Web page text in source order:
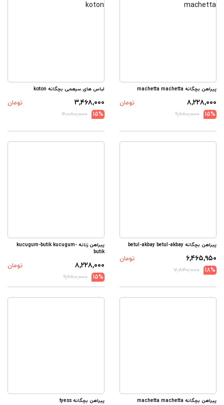
پیراهن بچگانه machetta machetta
۸,۲۲۸,۰۰۰
تومان
15%
۹,۶۸۰,۰۰۰
لباس های سرهمی بچگانه koton
۳,۴۶۸,۰۰۰
تومان
15%
۴,۰۸۰,۰۰۰
پیراهن بچگانه betul-akbay betul-akbay
۶,۴۶۵,۹۵۰
تومان
18%
۷,۸۴۰,۰۰۰
پیراهن زنانه kucugum-butik kucugum-
butik
۸,۲۲۸,۰۰۰
تومان
15%
۹,۶۸۰,۰۰۰
پیراهن بچگانه machetta machetta پیراهن بچگانه tyess